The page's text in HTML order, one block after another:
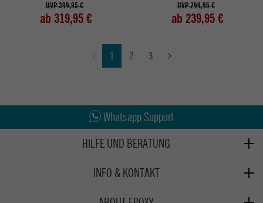
UVP 399,95 €
ab 319,95 €
UVP 299,95 €
ab 239,95 €
1 2 3
Whatsapp Support
HILFE UND BERATUNG
Retoure
INFO & KONTAKT